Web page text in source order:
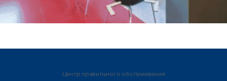
Центр правильного обслуживания